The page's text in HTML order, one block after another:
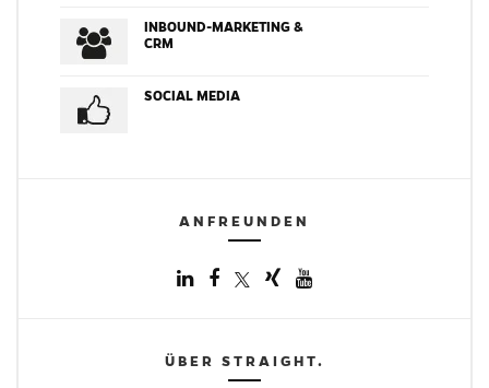
INBOUND-MARKETING &
CRM
SOCIAL MEDIA
ANFREUNDEN
ÜBER STRAIGHT.